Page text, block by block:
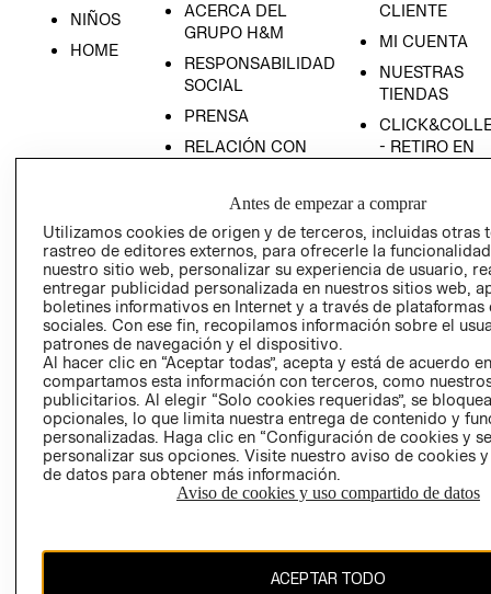
NIÑOS
HOME
ACERCA DEL
GRUPO H&M
RESPONSABILIDAD
SOCIAL
PRENSA
RELACIÓN CON
POLÍTICA
CLIENTE
MI CUENTA
NUESTRAS
TIENDAS
- RETIRO EN
TÉRMINOS Y
AVISO DE
PRIVACIDAD
GIFT CARD
AVISO DE
COOKIES
CAMBIAR REGIÓN
Antes de empezar a comprar
Utilizamos cookies de origen y de terceros, incluidas otras
rastreo de editores externos, para ofrecerle la
nuestro sitio web, personalizar su experiencia de usuario,
entregar publicidad personalizada en nuestros sitios web,
boletines informativos en Internet y a través de plataformas
sociales. Con ese fin, recopilamos información sobre el
patrones de navegación y el dispositivo.
Al hacer clic en “Aceptar todas”, acepta y está de acuerdo
compartamos esta información con terceros, como
publicitarios. Al elegir “Solo cookies requeridas”, se
opcionales, lo que limita nuestra entrega de contenido y
personalizadas. Haga clic en “Configuración de cookies y
personalizar sus opciones. Visite nuestro aviso de cookies
de datos para obtener más información.
Aviso de cookies y uso compartido de datos
ACEPTAR TODO